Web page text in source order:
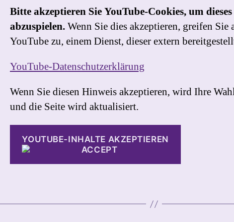
Bitte akzeptieren Sie YouTube-Cookies, um
abzuspielen.Wenn Sie dies akzeptieren, greifen Sie
YouTube zu, einem Dienst, dieser extern
YouTube-Datenschutzerklärung
Wenn Sie diesen Hinweis akzeptieren, wird Ihre
und die Seite wird aktualisiert.
YOUTUBE-INHALTE AKZEPTIEREN